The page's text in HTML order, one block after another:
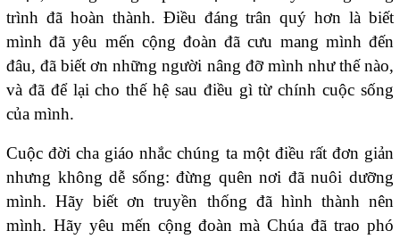
trình đã hoàn thành. Điều đáng trân quý hơn là biết
mình đã yêu mến cộng đoàn đã cưu mang mình đến
đâu, đã biết ơn những người nâng đỡ mình như thế nào,
và đã để lại cho thế hệ sau điều gì từ chính cuộc sống
của mình.
Cuộc đời cha giáo nhắc chúng ta một điều rất đơn giản
nhưng không dễ sống: đừng quên nơi đã nuôi dưỡng
mình. Hãy biết ơn truyền thống đã hình thành nên
mình. Hãy yêu mến cộng đoàn mà Chúa đã trao phó